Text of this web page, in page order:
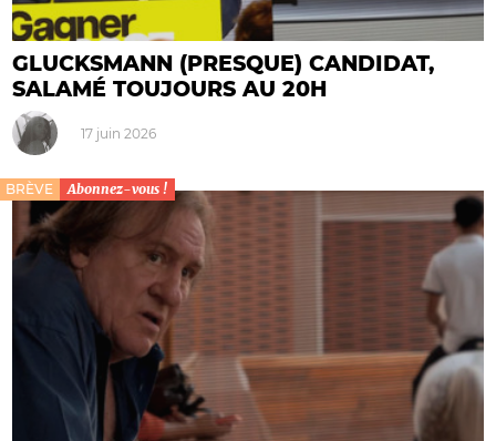
GLUCKSMANN (PRESQUE) CANDIDAT,
SALAMÉ TOUJOURS AU 20H
17 juin 2026
BRÈVE Abonnez-vous !